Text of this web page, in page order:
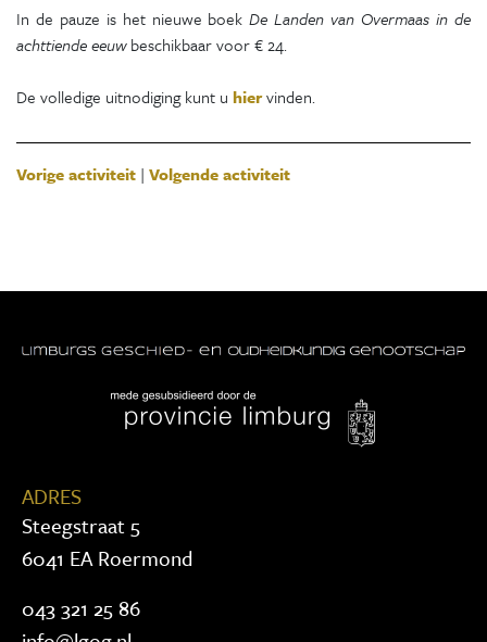
In de pauze is het nieuwe boekDe Landen van Overmaas in de
achttiende eeuwbeschikbaar voor € 24.
De volledige uitnodiging kunt u hiervinden.
Vorige activiteit | Volgende activiteit
ADRES
Steegstraat 5
6041 EA Roermond
043 321 25 86